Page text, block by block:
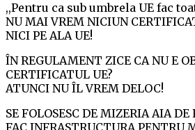
,,Pentru ca sub umbrela UE fac
NU MAI VREM NICIUN
NICI PE ALA UE!
ÎN REGULAMENT ZICE CA NU E
CERTIFICATUL UE?
ATUNCI NU ÎL VREM DELOC!
SE FOLOSESC DE MIZERIA AIA